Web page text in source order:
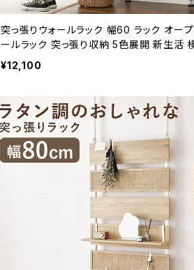
突っ張りウォールラック 幅60 ラック オープ
ールラック 突っ張り収納 5色展開 新生活
¥12,100